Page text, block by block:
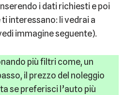
i dati richiesti e poi
interessano: li vedrai a
immagine seguente).
più filtri come, un
il prezzo del noleggio
se preferisci l’auto più